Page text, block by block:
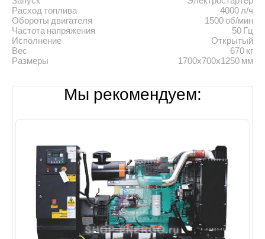
Расход топлива
4000 л/ч
Обороты двигателя
1500 об/мин
Частота напряжения
50 Гц
Исполнение
Открытый
Вес
670 кг
Размеры
1700х700х1250 мм
Мы рекомендуем: